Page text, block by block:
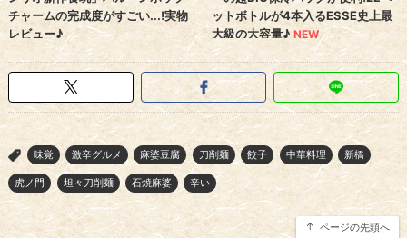
> 味覚 激辛グルメ 麻婆豆腐 刀削麺 餃子 中華料理 新橋
虎ノ門 坦々刀削麺 石焼麻婆 辛い
ページの先頭へ